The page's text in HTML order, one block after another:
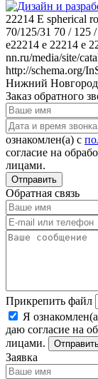
22214 E spherical
70/125/31 70 / 125
e22214 e 22214 e
nn.ru/media/site/
http://schema.org/
Нижний
Заказ обратного
ознакомлен(а) с
согласие на
лицами.
Отправить
Обратная связь
Прикрепить файл
Я
даю согласие на
лицами.
Заявка